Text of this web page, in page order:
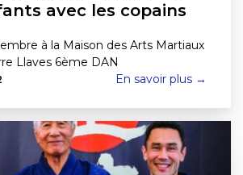
avec les copains
à la Maison des Arts Martiaux
Llaves 6ème DAN
En savoir plus →